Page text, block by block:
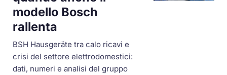
modello Bosch
rallenta
BSH Hausgeräte tra calo ricavi e
crisi del settore elettrodomestici:
dati, numeri e analisi del gruppo